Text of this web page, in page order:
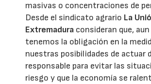
masivas o concentraciones de
Desde el sindicato agrario La
Extremadura consideran que,
tenemos la obligación en la
nuestras posibilidades de actuar
responsable para evitar las
riesgo y que la economía se